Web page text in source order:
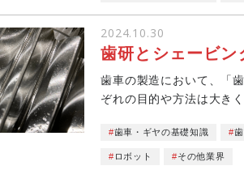
2024.10.30
歯研とシェービン
歯車の製造において、「
ぞれの目的や方法は大き
歯車・ギヤの基礎知識
ロボット その他業界